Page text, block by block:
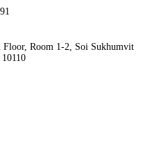
Room 1-2, Soi Sukhumvit